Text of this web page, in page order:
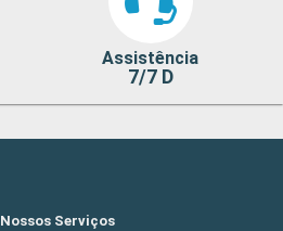
Assistência
7/7 D
Nossos Serviços